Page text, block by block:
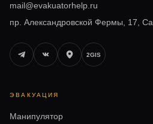
mail@evakuatorhelp.ru
пр. Александровской Фермы, 17,
2GIS
ЭВАКУАЦИЯ
Манипулятор